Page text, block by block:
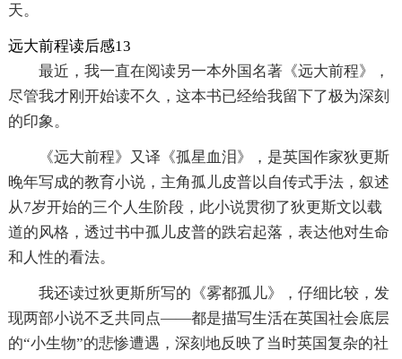
天。
远大前程读后感13
最近，我一直在阅读另一本外国名著《远大前程》，
尽管我才刚开始读不久，这本书已经给我留下了极为深刻
的印象。
《远大前程》又译《孤星血泪》，是英国作家狄更斯
晚年写成的教育小说，主角孤儿皮普以自传式手法，叙述
从7岁开始的三个人生阶段，此小说贯彻了狄更斯文以载
道的风格，透过书中孤儿皮普的跌宕起落，表达他对生命
和人性的看法。
我还读过狄更斯所写的《雾都孤儿》，仔细比较，发
现两部小说不乏共同点——都是描写生活在英国社会底层
的“小生物”的悲惨遭遇，深刻地反映了当时英国复杂的社